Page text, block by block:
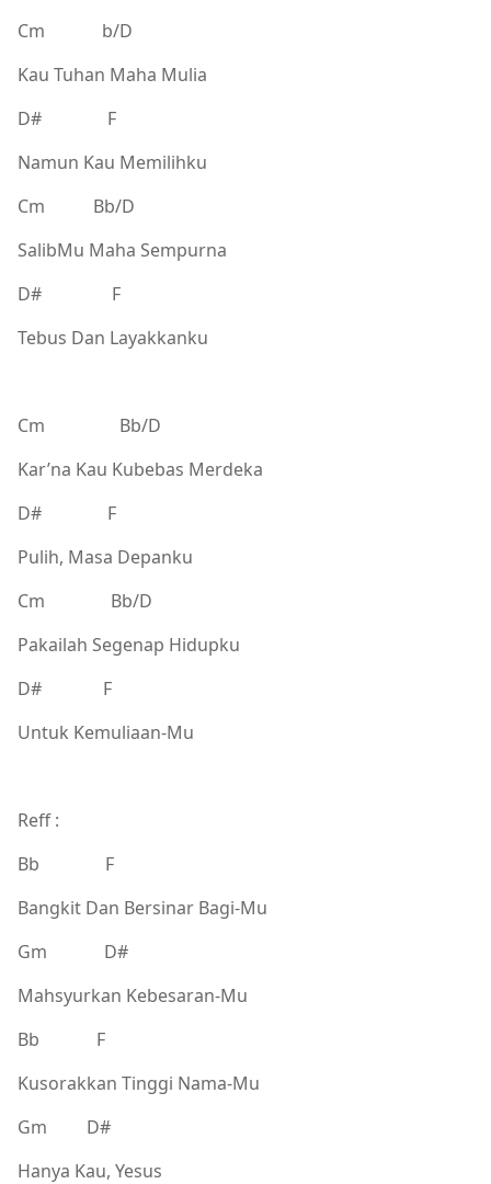
Cm b/D
Kau Tuhan Maha Mulia
D# F
Namun Kau Memilihku
Cm Bb/D
SalibMu Maha Sempurna
D# F
Tebus Dan Layakkanku
Cm Bb/D
Kar’na Kau Kubebas Merdeka
D# F
Pulih, Masa Depanku
Cm Bb/D
Pakailah Segenap Hidupku
D# F
Untuk Kemuliaan-Mu
Reff :
Bb F
Bangkit Dan Bersinar Bagi-Mu
Gm D#
Mahsyurkan Kebesaran-Mu
Bb F
Kusorakkan Tinggi Nama-Mu
Gm D#
Hanya Kau, Yesus